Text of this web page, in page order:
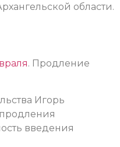
области.
. Продление
Игорь
введения